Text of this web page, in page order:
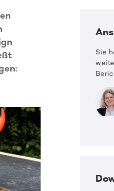
Sie